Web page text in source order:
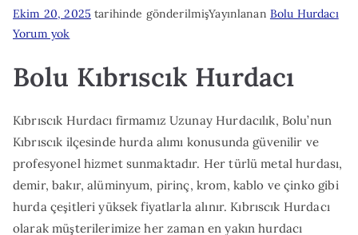
Ekim 20, 2025 tarihinde gönderilmişYayınlanan Bolu Hurdacı
Yorum yok
Hurdacı
Bolu Kıbrıscık Hurdacı
Kıbrıscık Hurdacı firmamız Uzunay Hurdacılık, Bolu’nun
Kıbrıscık ilçesinde hurda alımı konusunda güvenilir ve
profesyonel hizmet sunmaktadır. Her türlü metal hurdası,
demir, bakır, alüminyum, pirinç, krom, kablo ve çinko gibi
hurda çeşitleri yüksek fiyatlarla alınır. Kıbrıscık Hurdacı
olarak müşterilerimize her zaman en yakın hurdacı